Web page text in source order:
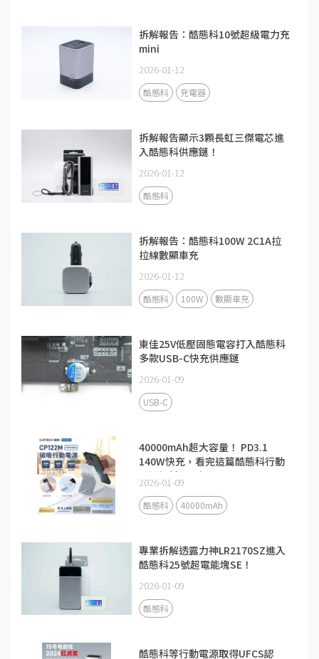
拆解報告：酷態科10號超級電力充
mini
2026-01-12
酷態科 充電器
拆解報告顯示3顆長虹三傑電芯進
入酷態科供應鏈！
2026-01-12
酷態科
拆解報告：酷態科100W 2C1A拉
拉線數顯車充
2026-01-12
酷態科 100W 數顯車充
東佳25V低壓固態電容打入酷態科
多款USB-C快充供應鏈
2026-01-09
USB-C
40000mAh超大容量！ PD3.1
140W快充，看完這篇酷態科行動
電源解析更了解
2026-01-09
酷態科 40000mAh
專業拆解透露力神LR2170SZ進入
酷態科25號超電能塊SE！
2026-01-09
酷態科
酷態科等行動電源取得UFCS認